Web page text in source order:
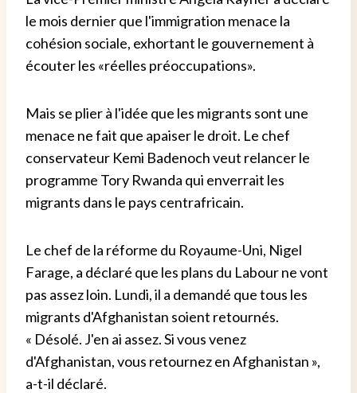
le mois dernier que l'immigration menace la
cohésion sociale, exhortant le gouvernement à
écouter les «réelles préoccupations».
Mais se plier à l'idée que les migrants sont une
menace ne fait que apaiser le droit. Le chef
conservateur Kemi Badenoch veut relancer le
programme Tory Rwanda qui enverrait les
migrants dans le pays centrafricain.
Le chef de la réforme du Royaume-Uni, Nigel
Farage, a déclaré que les plans du Labour ne vont
pas assez loin. Lundi, il a demandé que tous les
migrants d'Afghanistan soient retournés.
« Désolé. J'en ai assez. Si vous venez
d'Afghanistan, vous retournez en Afghanistan »,
a-t-il déclaré.